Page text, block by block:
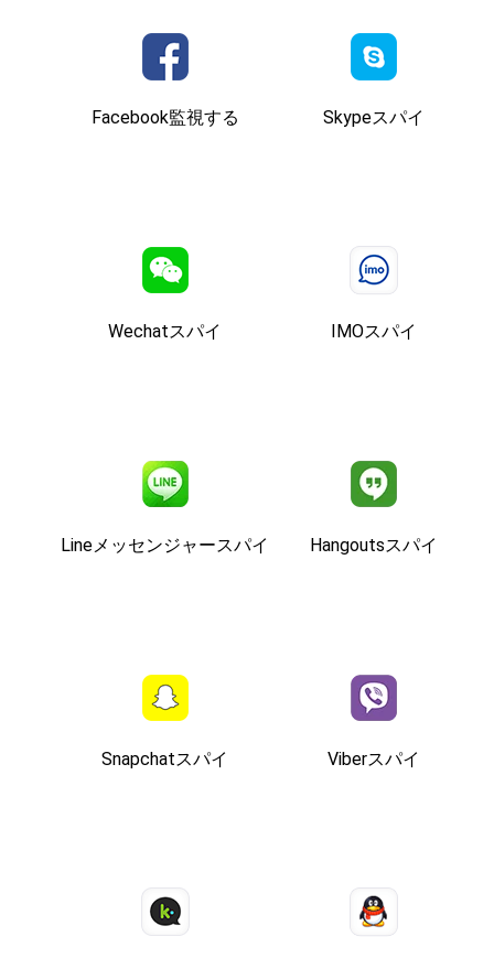
Facebook監視する Skypeスパイ
Wechatスパイ IMOスパイ
Lineメッセンジャースパイ Hangoutsスパイ
Snapchatスパイ Viberスパイ